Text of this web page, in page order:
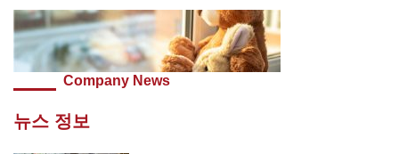
Company News
뉴스 정보